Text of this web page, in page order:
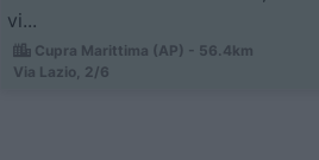
vi...
Cupra Marittima (AP) - 56.4km
Via Lazio, 2/6